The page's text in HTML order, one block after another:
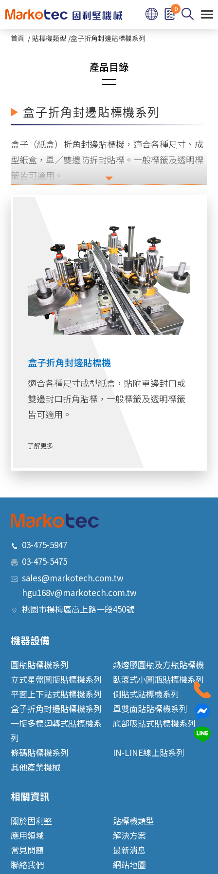
0
首頁 貼標機類型 盒子折角封邊貼標機系列
圓瓶貼標機系列
熱熔膠圓瓶及方瓶貼標機
立式星盤圓瓶貼標機系列
臥滾式小圓瓶貼標機系列
盒子折角封邊貼標機系列
盒子折角封邊貼標機
單雙面貼貼標機系列
一瓶多標迴轉式貼標機系列
條碼貼標機系列
IN-LINE線上貼系列
其他產業機械
盒子折角封邊貼標機系列
盒子（紙盒）折角封邊貼標機，適合各種尺寸、成
型紙盒，單／雙邊防拆封貼標。一般標籤及透明標
籤皆可適用。
伺服馬達驅動，可單折角或雙折角、上側或下
側折角皆可調整。
輸送機形式為兩條皮帶式 ，盒子寬窄調整容
易。
固利堅盒子折角封邊貼標機可選擇
IN-LINE連接裝盒機，裝箱機，或OFF-LINE做
搭配印字機(熱燙、噴墨、熱轉印、雷射印字
機)
盒子折角封邊貼標機
適合各種尺寸成型紙盒，貼附單邊封口或
雙邊封口折角貼標，一般標籤及透明標籤
皆可適用。
了解更多
03-475-5947
03-475-5475
sales@markotech.com.tw
hgu168v@markotech.com.tw
桃園市楊梅區高上路一段450號
機器設備
圓瓶貼標機系列
熱熔膠圓瓶及方瓶貼標機
立式星盤圓瓶貼標機系列
臥滾式小圓瓶貼標機系列
平面上下貼式貼標機系列
側貼式貼標機系列
盒子折角封邊貼標機系列
單雙面貼貼標機系列
一瓶多標迴轉式貼標機系
列
底部吸貼式貼標機系列
條碼貼標機系列
IN-LINE線上貼系列
其他產業機械
相關資訊
關於固利堅
貼標機類型
應用領域
解決方案
常見問題
最新消息
聯絡我們
網站地圖
Cookie管理面板